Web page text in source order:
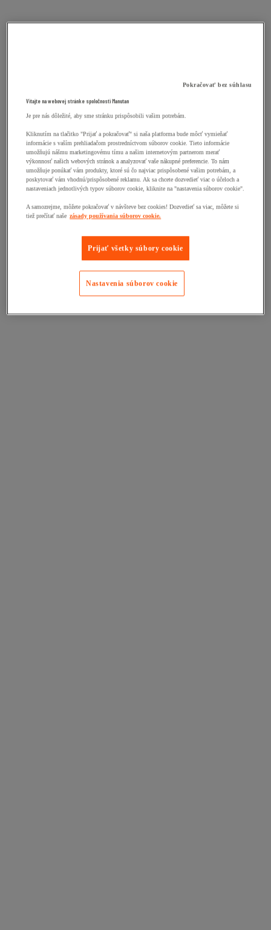
Pokračovať bez súhlasu
Vitajte na webovej stránke spoločnosti Manutan
Je pre nás dôležité, aby sme stránku prispôsobili vašim potrebám.
Kliknutím na tlačitko "Prijať a pokračovať" si naša platforma bude môcť vymieňať
informácie s vaším prehliadačom prostredníctvom súborov cookie. Tieto informácie
umožňujú nášmu marketingovému tímu a našim internetovým partnerom merať
výkonnosť našich webových stránok a analyzovať vaše nákupné preferencie. To nám
umožňuje ponúkať vám produkty, ktoré sú čo najviac prispôsobené vašim potrebám, a
poskytovať vám vhodnú/prispôsobené reklamu. Ak sa chcete dozvedieť viac o účeloch a
nastaveniach jednotlivých typov súborov cookie, kliknite na "nastavenia súborov cookie".
A samozrejme, môžete pokračovať v návšteve bez cookies! Dozvedieť sa viac, môžete si
tiež prečítať naše zásady používania súborov cookie.
Prijať všetky súbory cookie
Nastavenia súborov cookie